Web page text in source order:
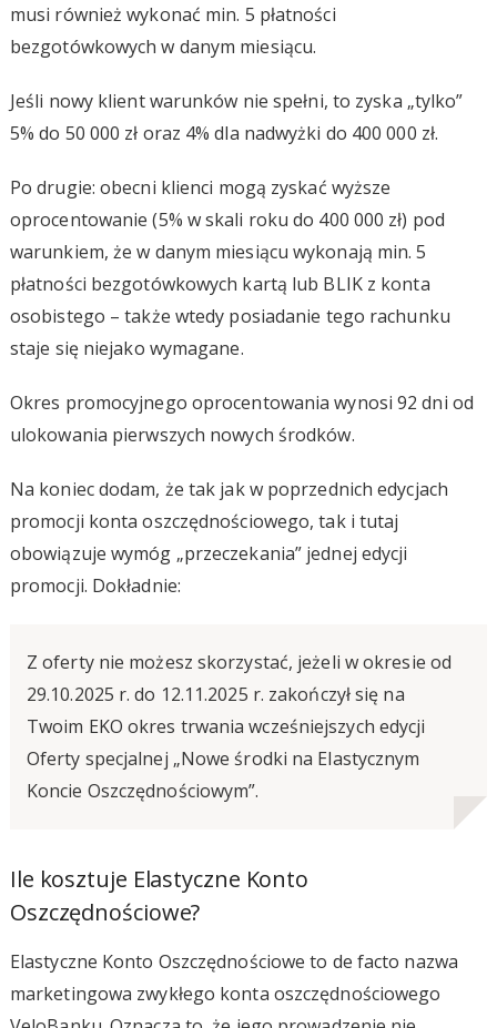
musi również wykonać min. 5 płatności
bezgotówkowych w danym miesiącu.
Jeśli nowy klient warunków nie spełni, to zyska „tylko”
5% do 50 000 zł oraz 4% dla nadwyżki do 400 000 zł.
Po drugie: obecni klienci mogą zyskać wyższe
oprocentowanie (5% w skali roku do 400 000 zł) pod
warunkiem, że w danym miesiącu wykonają min. 5
płatności bezgotówkowych kartą lub BLIK z konta
osobistego – także wtedy posiadanie tego rachunku
staje się niejako wymagane.
Okres promocyjnego oprocentowania wynosi 92 dni od
ulokowania pierwszych nowych środków.
Na koniec dodam, że tak jak w poprzednich edycjach
promocji konta oszczędnościowego, tak i tutaj
obowiązuje wymóg „przeczekania” jednej edycji
promocji. Dokładnie:
Z oferty nie możesz skorzystać, jeżeli w okresie od
29.10.2025 r. do 12.11.2025 r. zakończył się na
Twoim EKO okres trwania wcześniejszych edycji
Oferty specjalnej „Nowe środki na Elastycznym
Koncie Oszczędnościowym”.
Ile kosztuje Elastyczne Konto
Oszczędnościowe?
Elastyczne Konto Oszczędnościowe to de facto nazwa
marketingowa zwykłego konta oszczędnościowego